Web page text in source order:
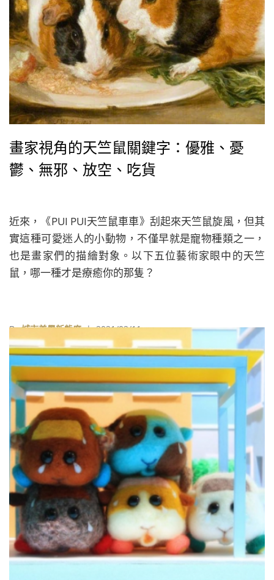
畫家視角的天竺鼠關鍵字：優雅、憂
鬱、無邪、放空、吃貨
近來，《PUI PUI天竺鼠車車》刮起來天竺鼠旋風，但其
實這種可愛迷人的小動物，不僅早就是寵物種類之一，
也是畫家們的描繪對象。以下五位藝術家眼中的天竺
鼠，哪一種才是療癒你的那隻？
By城市美學新態度| 2021/02/11